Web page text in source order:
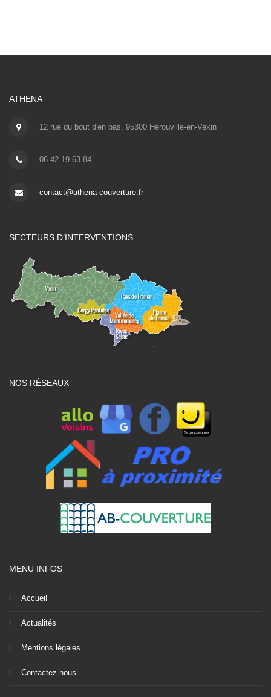
ATHENA
12 rue du bout d'en bas, 95300 Hérouville-en-Vexin
06 42 19 63 84
contact@athena-couverture.fr
SECTEURS D’INTERVENTIONS
NOS RÉSEAUX
MENU INFOS
Accueil
Actualités
Mentions légales
Contactez-nous